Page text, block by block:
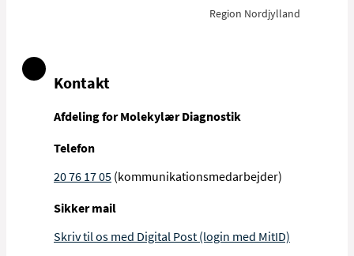
Region Nordjylland
Kontakt
Afdeling for Molekylær Diagnostik
Telefon
20 76 17 05 (kommunikationsmedarbejder)
Sikker mail
Skriv til os med Digital Post (login med MitID)